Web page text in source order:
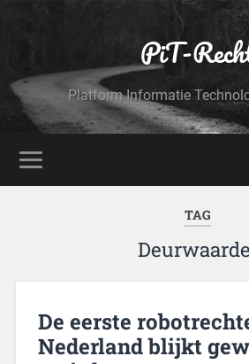
PiT-
Platform Informatie
TAG
De eerste
Nederland blijkt